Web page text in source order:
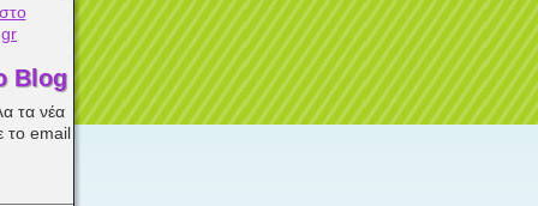
Blog
τα νέα
το email